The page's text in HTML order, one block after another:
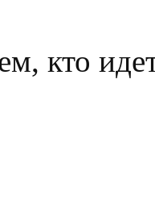
кто